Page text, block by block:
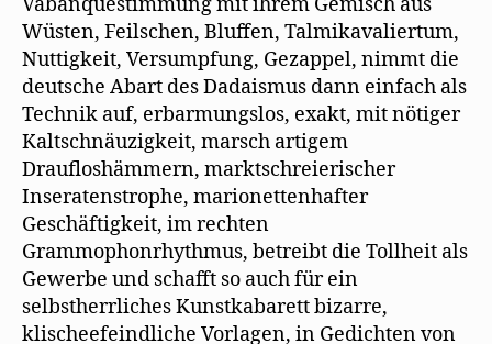
Wüsten, Feilschen, Bluffen, Talmikavaliertum,
Nuttigkeit, Versumpfung, Gezappel, nimmt die
deutsche Abart des Dadaismus dann einfach als
Technik auf, erbarmungslos, exakt, mit nötiger
Kaltschnäuzigkeit, marsch artigem
Draufloshämmern, marktschreierischer
Inseratenstrophe, marionettenhafter
Geschäftigkeit, im rechten
Grammophonrhythmus, betreibt die Tollheit als
Gewerbe und schafft so auch für ein
selbstherrliches Kunstkabarett bizarre,
klischeefeindliche Vorlagen, in Gedichten von